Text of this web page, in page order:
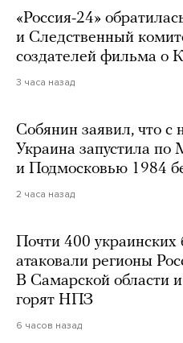
«Россия-24»
и Следственный
создателей фильма о
3 часа назад
Собянин заявил, что с
Украина запустила по
и Подмосковью 1984
2 часа назад
Почти 400 украинских
атаковали регионы
В Самарской области
горят НПЗ
6 часов назад